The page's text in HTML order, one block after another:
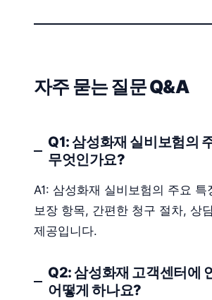
자주 묻는 질문 Q&A
Q1: 삼성화재 실비보험의
무엇인가요?
A1: 삼성화재 실비보험의 주요 특
보장 항목, 간편한 청구 절차, 상
제공입니다.
Q2: 삼성화재 고객센터에
어떻게 하나요?